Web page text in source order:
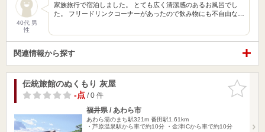
40代 男
性
家族旅行で宿泊しました。 とても広く清潔感のあるお風呂でし
た。 フリードリンクコーナーがあったので飲み物にも不自由な…
関連情報から探す
お気に入
りに追加
伝統旅館のぬくもり 灰屋
-点/ 0 件
福井県 / あわら市
あわら湯のまち駅321m 番田駅1.61km
・芦原温泉駅から車で約10分 ・金津ICから車で約10分